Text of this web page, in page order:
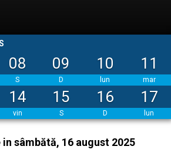
08
S
09
D
10
lun
11
mar
14
vin
15
S
16
D
17
lun
in sâmbătă, 16 august 2025